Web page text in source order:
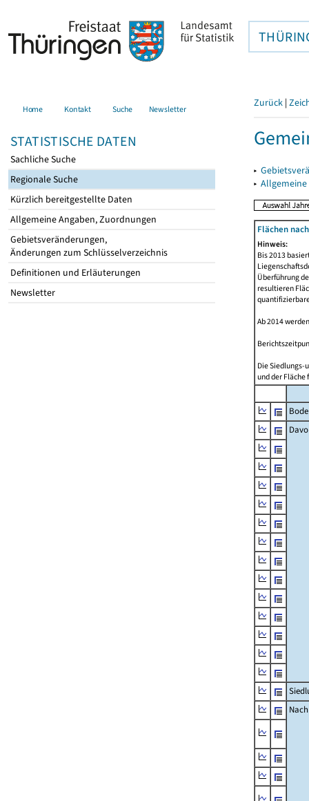
Home Kontakt Suche Newsletter
STATISTISCHE DATEN
Sachliche Suche
Regionale Suche
Kürzlich bereitgestellte Daten
Allgemeine Angaben, Zuordnungen
Gebietsveränderungen,
Änderungen zum Schlüsselverzeichnis
Definitionen und Erläuterungen
Newsletter
Zurück |
▸
▸
Flächen
Hinweis:
Bis 2013
Überführung
resultieren
Ab 2014
Die Siedlungs-
und der Fläche